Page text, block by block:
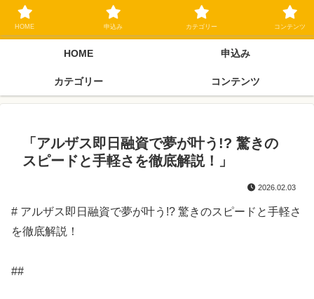
ブラックリスト長期延滞中でもOK 独自審査フリーローン 在籍確認なしの街
金クローネにご相談ください
HOME 申込み
カテゴリー コンテンツ
「アルザス即日融資で夢が叶う!? 驚きの
スピードと手軽さを徹底解説！」
2026.02.03
# アルザス即日融資で夢が叶う!? 驚きのスピードと手軽さ
を徹底解説！
##
HOME 申込み カテゴリー コンテンツ